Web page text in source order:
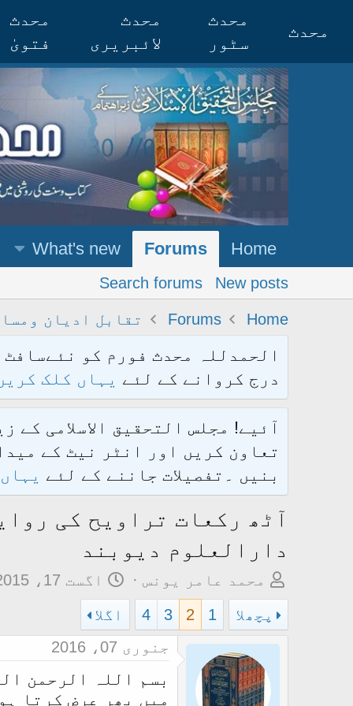
محدث
محدث
سٹور
محدث
لائبریری
محدث
فتویٰ
Home
Forums
What's new
New posts
Search forums
Home
Forums تقابل ادیان
درج کروانے کے لئے یہاں کلک
آئیے! مجلس التحقیق الاسلامی
تعاون کریں اور انٹر نیٹ کے
بنیں ۔تفصیلات جاننے کے لئے
آٹھ رکعات تراویح کی
دارالعلوم دیوبند
م
و
ض
و
ع
ک
محمد عامر یونس
ت
ا
ر
ی
آ
اگست 17، 2015
پچھلا
1
2
3
4 اگلا
جنوری 07، 2016
بسم اللہ الرحمن
میں پھر عرض کرتا